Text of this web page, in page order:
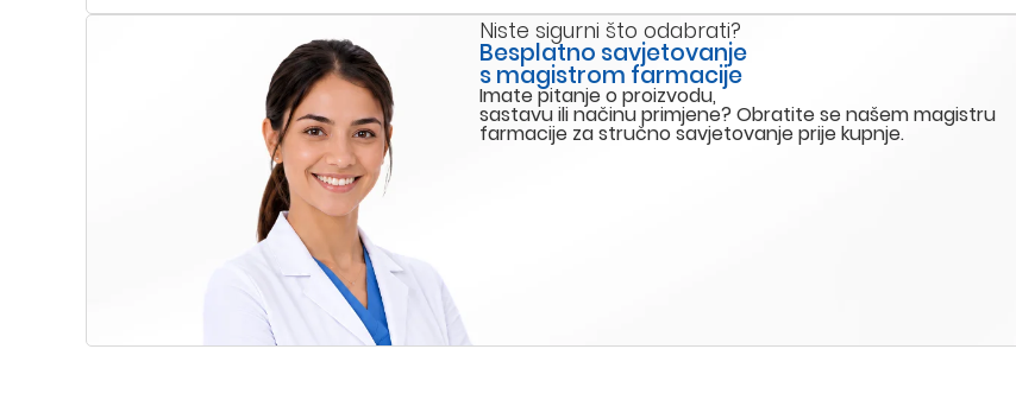
Niste sigurni što odabrati?
Besplatno savjetovanje
s magistrom farmacije
Imate pitanje o proizvodu,
sastavu ili načinu primjene? Obratite se našem magistru
farmacije za stručno savjetovanje prije kupnje.